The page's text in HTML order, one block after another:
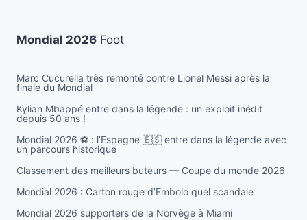
Mondial 2026 Foot
Marc Cucurella très remonté contre Lionel Messi après la
finale du Mondial
Kylian Mbappé entre dans la légende : un exploit inédit
depuis 50 ans !
Mondial 2026 ⚽️ : l’Espagne 🇪🇸 entre dans la légende avec
un parcours historique
Classement des meilleurs buteurs — Coupe du monde 2026
Mondial 2026 : Carton rouge d’Embolo quel scandale
Mondial 2026 supporters de la Norvège à Miami